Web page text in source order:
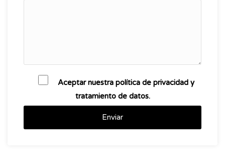
Aceptar nuestra política de privacidad y
tratamiento de datos.
Enviar